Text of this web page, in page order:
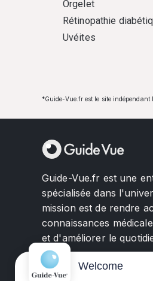
Orgelet
Rétinopathie
Uvéites
*Guide-Vue.fr est le site indépendant
Guide-Vue.fr est une
spécialisée dans
mission est de rendre
connaissances
et d'améliorer le
Welcome